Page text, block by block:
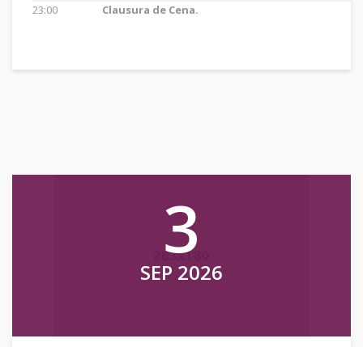
23:00 Clausura de Cena.
3
SEP 2026